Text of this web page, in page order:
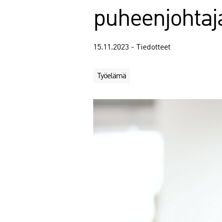
15.11.2023 - Tiedotteet
Työelämä